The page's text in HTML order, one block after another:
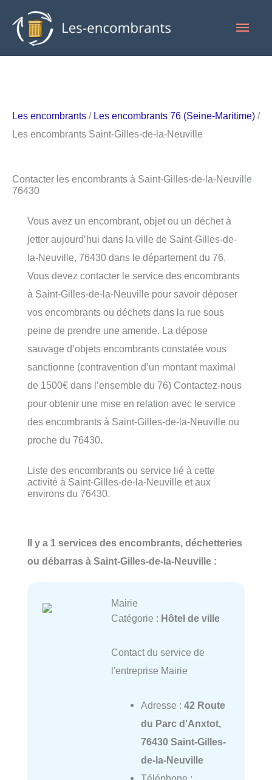
contenu
Les encombrants / Les encombrants 76 (Seine-Maritime) /
Les encombrants Saint-Gilles-de-la-Neuville
Contacter les encombrants à Saint-Gilles-de-la-Neuville
76430
Vous avez un encombrant, objet ou un déchet à
jetter aujourd’hui dans la ville de Saint-Gilles-de-
la-Neuville, 76430 dans le département du 76.
Vous devez contacter le service des encombrants
à Saint-Gilles-de-la-Neuville pour savoir déposer
vos encombrants ou déchets dans la rue sous
peine de prendre une amende. La dépose
sauvage d’objets encombrants constatée vous
sanctionne (contravention d’un montant maximal
de 1500€ dans l’ensemble du 76) Contactez-nous
pour obtenir une mise en relation avec le service
des encombrants à Saint-Gilles-de-la-Neuville ou
proche du 76430.
Liste des encombrants ou service lié à cette
activité à Saint-Gilles-de-la-Neuville et aux
environs du 76430.
Il y a 1 services des encombrants, déchetteries
ou débarras à Saint-Gilles-de-la-Neuville :
Mairie
Catégorie : Hôtel de ville
Contact du service de
l'entreprise Mairie
Adresse : 42 Route
du Parc d'Anxtot,
76430 Saint-Gilles-
de-la-Neuville